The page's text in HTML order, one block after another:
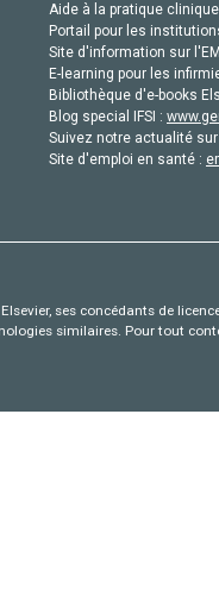
Aide à la pratique
Portail pour les
Site d'information sur
E-learning pour les
Bibliothèque d'e-books
Blog special IFSI :
Suivez notre actualité
Site d'emploi en santé :
ses concédants de
similaires. Pour tout